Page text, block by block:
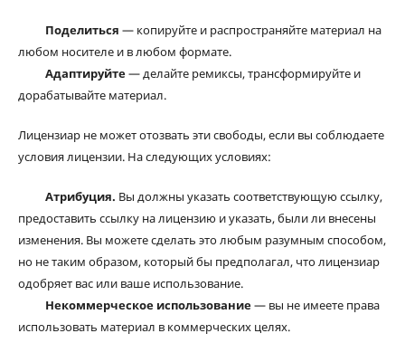
Поделиться — копируйте и распространяйте материал на
любом носителе и в любом формате.
Адаптируйте— делайте ремиксы, трансформируйте и
дорабатывайте материал.
Лицензиар не может отозвать эти свободы, если вы соблюдаете
условия лицензии. На следующих условиях:
Атрибуция. Вы должны указать соответствующую ссылку,
предоставить ссылку на лицензию и указать, были ли внесены
изменения. Вы можете сделать это любым разумным способом,
но не таким образом, который бы предполагал, что лицензиар
одобряет вас или ваше использование.
Некоммерческое использование— вы не имеете права
использовать материал в коммерческих целях.